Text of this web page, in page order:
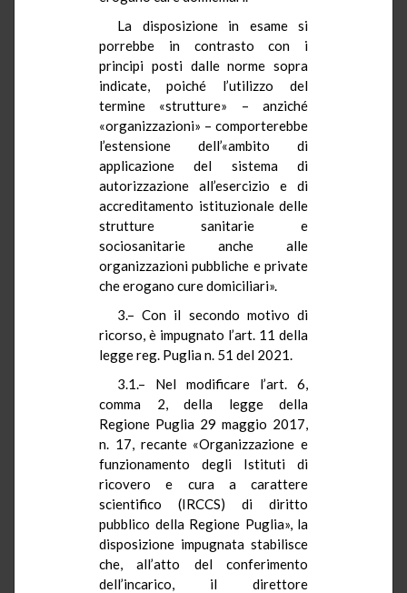
La disposizione in esame si
porrebbe in contrasto con i
principi posti dalle norme sopra
indicate, poiché l’utilizzo del
termine «strutture» – anziché
«organizzazioni» – comporterebbe
l’estensione dell’«ambito di
applicazione del sistema di
autorizzazione all’esercizio e di
accreditamento istituzionale delle
strutture sanitarie e
sociosanitarie anche alle
organizzazioni pubbliche e private
che erogano cure domiciliari».
3.– Con il secondo motivo di
ricorso, è impugnato l’art. 11 della
legge reg. Puglia n. 51 del 2021.
3.1.– Nel modificare l’art. 6,
comma 2, della legge della
Regione Puglia 29 maggio 2017,
n. 17, recante «Organizzazione e
funzionamento degli Istituti di
ricovero e cura a carattere
scientifico (IRCCS) di diritto
pubblico della Regione Puglia», la
disposizione impugnata stabilisce
che, all’atto del conferimento
dell’incarico, il direttore